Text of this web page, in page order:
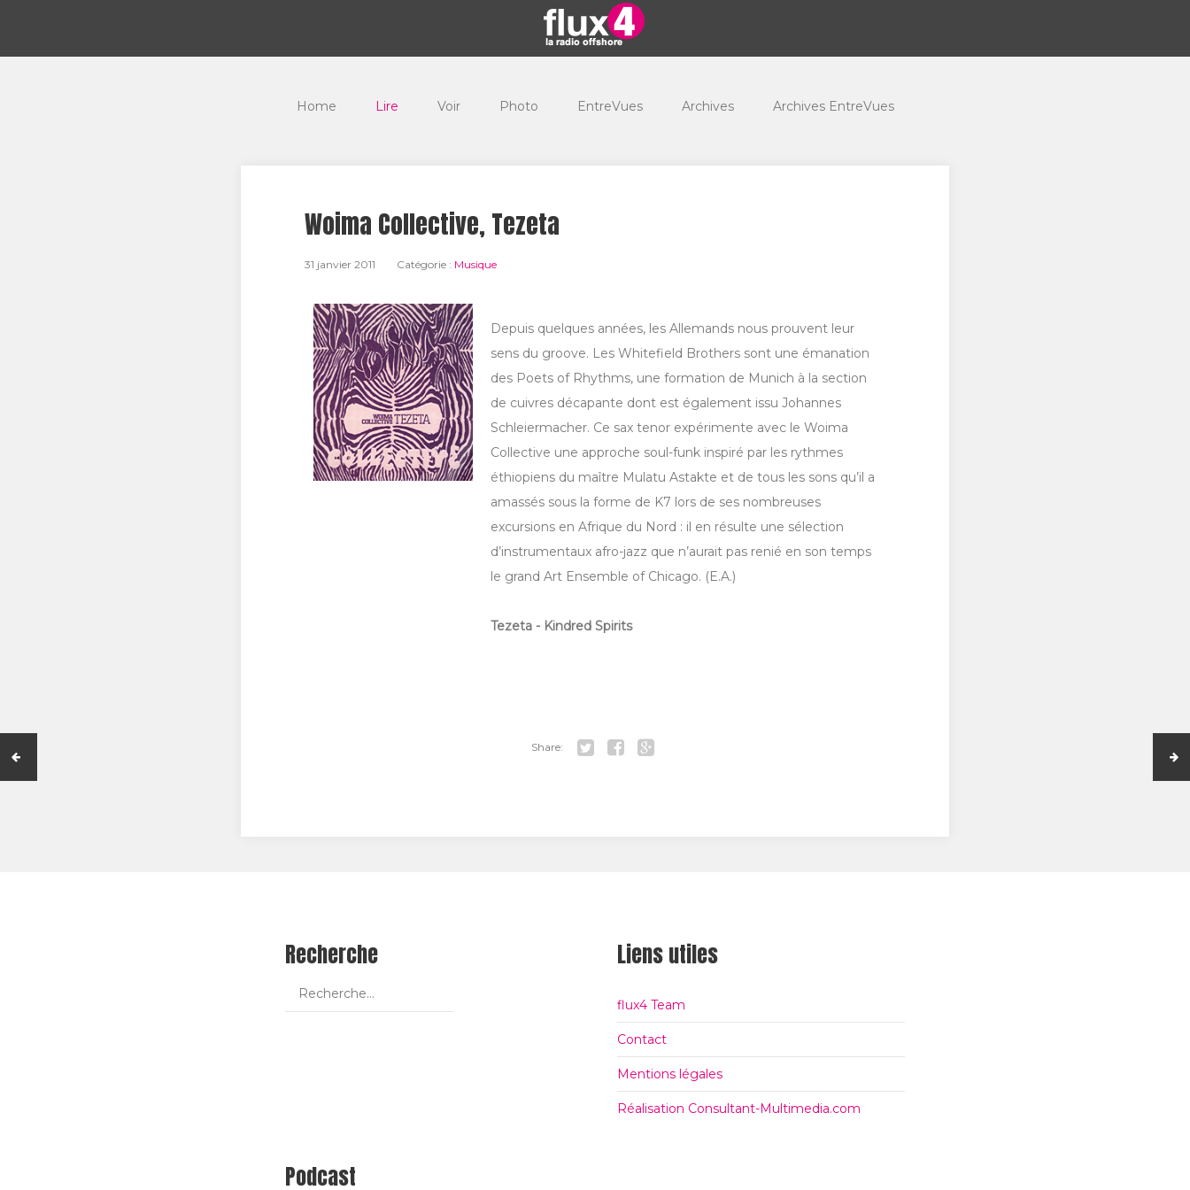
Home Lire Voir Photo EntreVues Archives Archives EntreVues
Woima Collective, Tezeta
31 janvier 2011 Catégorie : Musique
Depuis quelques années, les Allemands nous prouvent leur
sens du groove. Les Whitefield Brothers sont une émanation
des Poets of Rhythms, une formation de Munich à la section
de cuivres décapante dont est également issu Johannes
Schleiermacher. Ce sax tenor expérimente avec le Woima
Collective une approche soul-funk inspiré par les rythmes
éthiopiens du maître Mulatu Astakte et de tous les sons qu’il a
amassés sous la forme de K7 lors de ses nombreuses
excursions en Afrique du Nord : il en résulte une sélection
d’instrumentaux afro-jazz que n’aurait pas renié en son temps
le grand Art Ensemble of Chicago. (E.A.)
Tezeta - Kindred Spirits
Share:
Recherche Liens utiles
flux4 Team
Contact
Mentions légales
Réalisation Consultant-Multimedia.com
Podcast